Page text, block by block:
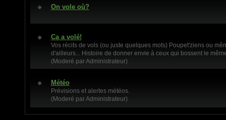
On vole où?
Ca a volé!
Vos récits de vols (ou juste quelques mots) Poupet'ziens ou
d'ailleurs... Histoire de donner envie à ceux qui bossent le
(Moderé par Administrateur)
Météo
Prévisions et alertes météos.
(Moderé par Administrateur)